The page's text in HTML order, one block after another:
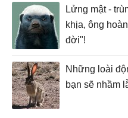
Lửng mật -
khịa, ông
đời"!
Những loài
bạn sẽ nhầm